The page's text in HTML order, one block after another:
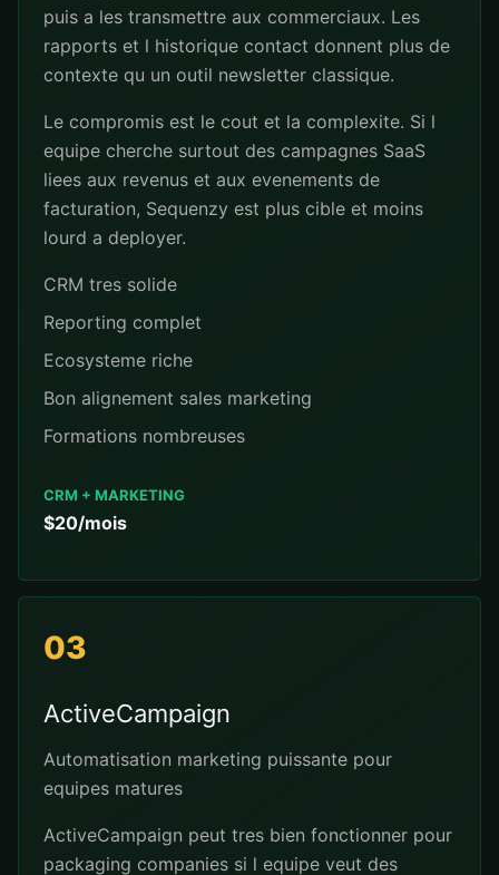
puis a les transmettre aux commerciaux. Les
rapports et l historique contact donnent plus de
contexte qu un outil newsletter classique.
Le compromis est le cout et la complexite. Si l
equipe cherche surtout des campagnes SaaS
liees aux revenus et aux evenements de
facturation, Sequenzy est plus cible et moins
lourd a deployer.
CRM tres solide
Reporting complet
Ecosysteme riche
Bon alignement sales marketing
Formations nombreuses
CRM + MARKETING
$20/mois
03
ActiveCampaign
Automatisation marketing puissante pour
equipes matures
ActiveCampaign peut tres bien fonctionner pour
packaging companies si l equipe veut des